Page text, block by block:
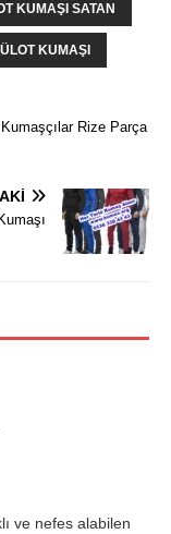
KUMAŞI SATAN
KUMAŞI
Rize Parça
ve nefes alabilen